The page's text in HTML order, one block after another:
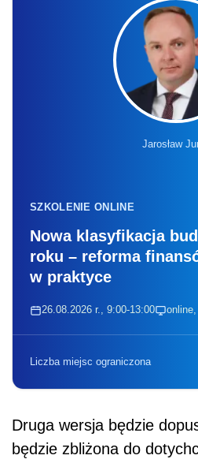
Jarosław
SZKOLENIE ONLINE
Nowa klasyfikacja
roku – reforma
w praktyce
26.08.2026 r., 9:00-13:00
Liczba miejsc ograniczona
Druga wersja będzie
będzie zbliżona do